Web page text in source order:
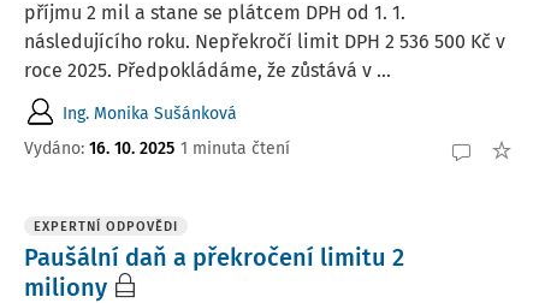
příjmu 2 mil a stane se plátcem DPH od 1. 1.
následujícího roku. Nepřekročí limit DPH 2 536 500 Kč v
roce 2025. Předpokládáme, že zůstává v ...
Ing. Monika Sušánková
Vydáno: 16. 10. 2025 1 minuta čtení
EXPERTNÍ ODPOVĚDI
Paušální daň a překročení limitu 2
miliony